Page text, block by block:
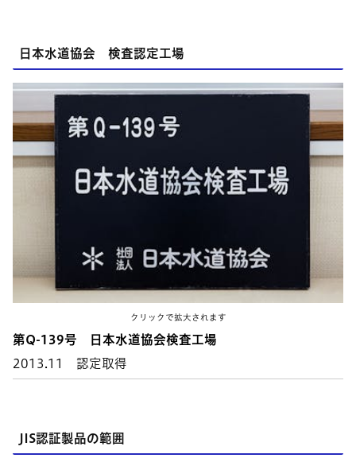
日本水道協会 検査認定工場
クリックで拡大されます
第Q-139号 日本水道協会検査工場
2013.11 認定取得
JIS認証製品の範囲